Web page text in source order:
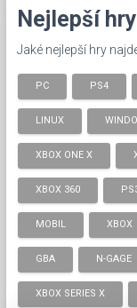
Nejlepší hry
Jaké nejlepší hry
PC PS4
LINUX
XBOX ONE X
XBOX 360
MOBIL XBOX
GBA N-GAGE
XBOX SERIES X